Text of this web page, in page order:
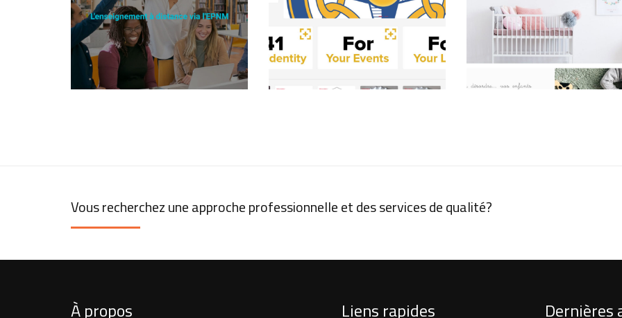
Espace Cultures &
Développement asbl
ecommerce
41 Clubs Belgium Shop
ecommerce
Made With Love
Vous recherchez une approche professionnelle et des services de qualité?
À propos Liens rapides Dernières